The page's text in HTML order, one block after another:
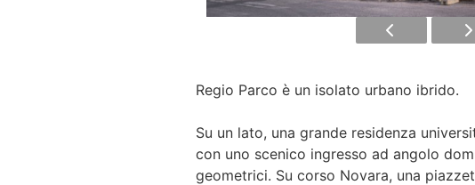
Regio Parco è un isolato urbano ibrido.
Su un lato, una grande residenza
con uno scenico ingresso ad angolo
geometrici. Su corso Novara, una